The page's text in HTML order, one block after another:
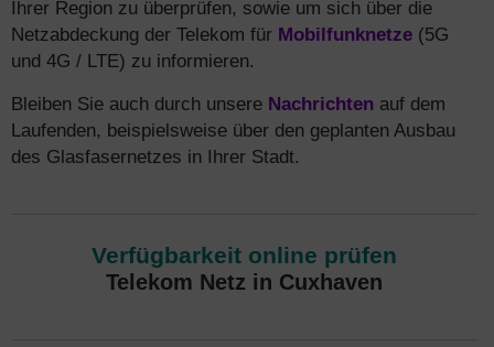
Ihrer Region zu überprüfen, sowie um sich über die
Netzabdeckung der Telekom für Mobilfunknetze (5G
und 4G / LTE) zu informieren.
Bleiben Sie auch durch unsere Nachrichten auf dem
Laufenden, beispielsweise über den geplanten Ausbau
des Glasfasernetzes in Ihrer Stadt.
Verfügbarkeit online prüfen
Telekom Netz in Cuxhaven